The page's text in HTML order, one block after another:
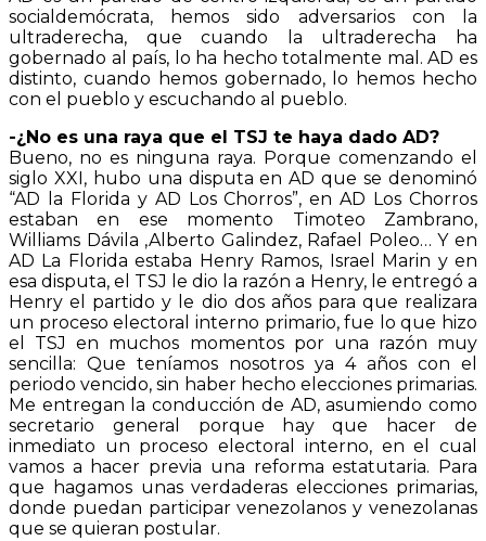
socialdemócrata, hemos sido adversarios con la
ultraderecha, que cuando la ultraderecha ha
gobernado al país, lo ha hecho totalmente mal. AD es
distinto, cuando hemos gobernado, lo hemos hecho
con el pueblo y escuchando al pueblo.
-¿No es una raya que el TSJ te haya dado AD?
Bueno, no es ninguna raya. Porque comenzando el
siglo XXI, hubo una disputa en AD que se denominó
“AD la Florida y AD Los Chorros”, en AD Los Chorros
estaban en ese momento Timoteo Zambrano,
Williams Dávila ,Alberto Galindez, Rafael Poleo… Y en
AD La Florida estaba Henry Ramos, Israel Marin y en
esa disputa, el TSJ le dio la razón a Henry, le entregó a
Henry el partido y le dio dos años para que realizara
un proceso electoral interno primario, fue lo que hizo
el TSJ en muchos momentos por una razón muy
sencilla: Que teníamos nosotros ya 4 años con el
periodo vencido, sin haber hecho elecciones primarias.
Me entregan la conducción de AD, asumiendo como
secretario general porque hay que hacer de
inmediato un proceso electoral interno, en el cual
vamos a hacer previa una reforma estatutaria. Para
que hagamos unas verdaderas elecciones primarias,
donde puedan participar venezolanos y venezolanas
que se quieran postular.